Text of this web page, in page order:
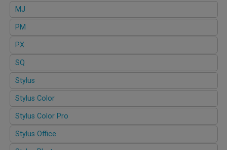
MJ
PM
PX
SQ
Stylus
Stylus Color
Stylus Color Pro
Stylus Office